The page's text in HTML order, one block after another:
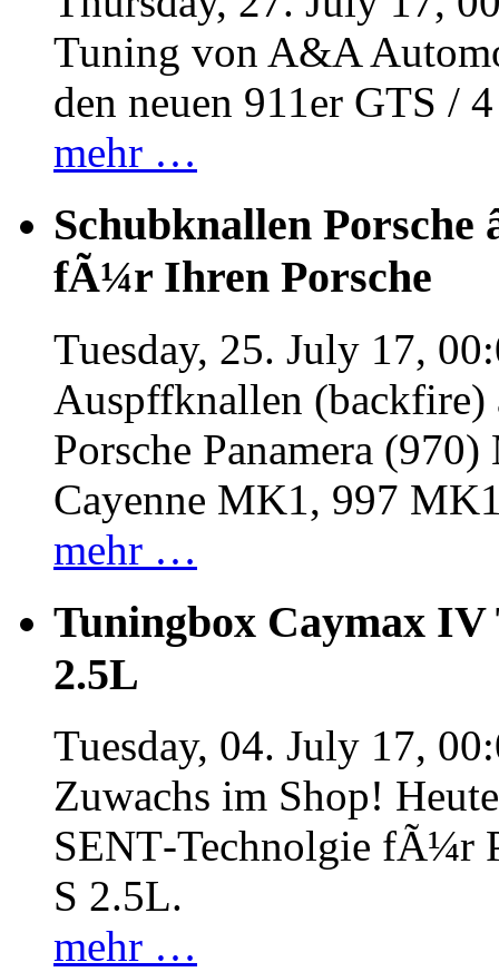
Tuning von A&A
den neuen 911er GTS /
mehr …
Schubknallen Porsche
fÃ¼r Ihren Porsche
Tuesday, 25. July 17,
Auspffknallen
Porsche Panamera
Cayenne MK1, 997
mehr …
Tuningbox Caymax IV
2.5L
Tuesday, 04. July 17,
Zuwachs im Shop!
SENT‐Technolgie fÃ¼r
S 2.5L.
mehr …